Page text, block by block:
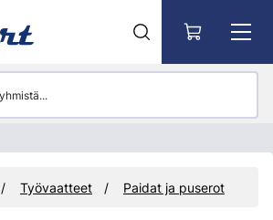
Työvaatteet Paidat ja puserot